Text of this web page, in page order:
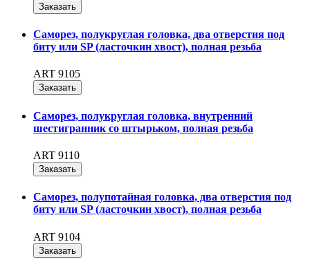
Заказать
Саморез, полукруглая головка, два отверстия под
биту или SP (ласточкин хвост), полная резьба
ART 9105
Заказать
Саморез, полукруглая головка, внутренний
шестигранник со штырьком, полная резьба
ART 9110
Заказать
Саморез, полупотайная головка, два отверстия под
биту или SP (ласточкин хвост), полная резьба
ART 9104
Заказать